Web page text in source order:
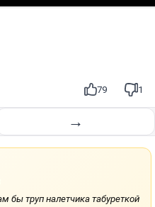
79 1
→
бы труп налетчика табуреткой